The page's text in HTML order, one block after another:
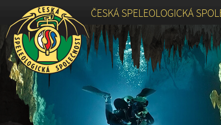
ČESKÁ SPELEOLOGICKÁ